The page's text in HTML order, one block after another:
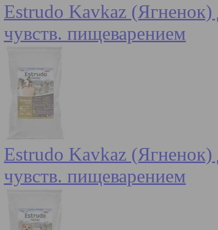
Estrudo Kavkaz (Ягненок)
чувств. пищеварением
Estrudo Kavkaz (Ягненок)
чувств. пищеварением